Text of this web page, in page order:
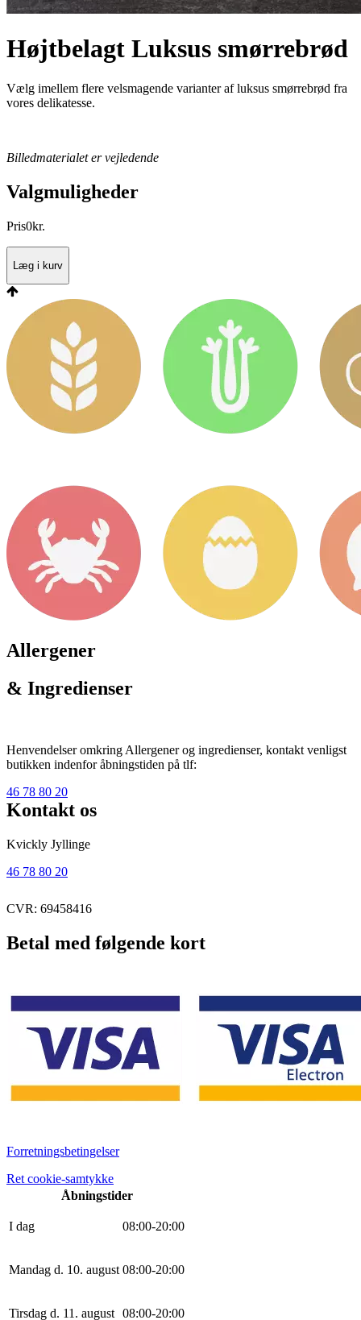
Højtbelagt Luksus smørrebrød
Vælg imellem flere velsmagende varianter af luksus smørrebrød fra
vores delikatesse.
Billedmaterialet er vejledende
Valgmuligheder
Pris0kr.
Læg i kurv
Allergener
& Ingredienser
Henvendelser omkring Allergener og ingredienser, kontakt venligst
butikken indenfor åbningstiden på tlf:
46 78 80 20
Kontakt os
Kvickly Jyllinge
46 78 80 20
CVR: 69458416
Betal med følgende kort
Forretningsbetingelser
Ret cookie-samtykke
Åbningstider
I dag 08:00-20:00
Mandag d. 10. august 08:00-20:00
Tirsdag d. 11. august 08:00-20:00